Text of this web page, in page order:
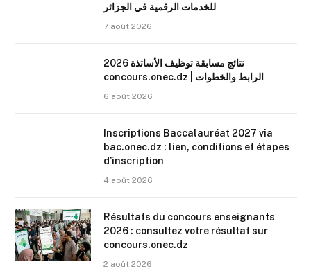
للخدمات الرقمية في الجزائر
7 août 2026
نتائج مسابقة توظيف الأساتذة 2026
concours.onec.dz | الرابط والخطوات
6 août 2026
Inscriptions Baccalauréat 2027 via
bac.onec.dz : lien, conditions et étapes
d’inscription
4 août 2026
Résultats du concours enseignants
2026 : consultez votre résultat sur
concours.onec.dz
2 août 2026